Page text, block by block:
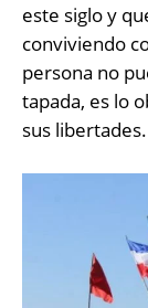
este siglo y
conviviendo
persona no
tapada, es lo
sus